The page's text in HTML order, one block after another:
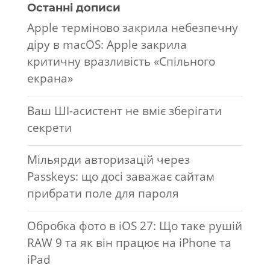
Останні дописи
Apple терміново закрила небезпечну
діру в macOS: Apple закрила
критичну вразливість «Спільного
екрана»
Ваш ШІ-асистент не вміє зберігати
секрети
Мільярди авторизацій через
Passkeys: що досі заважає сайтам
прибрати поле для пароля
Обробка фото в iOS 27: Що таке рушій
RAW 9 та як він працює на iPhone та
iPad